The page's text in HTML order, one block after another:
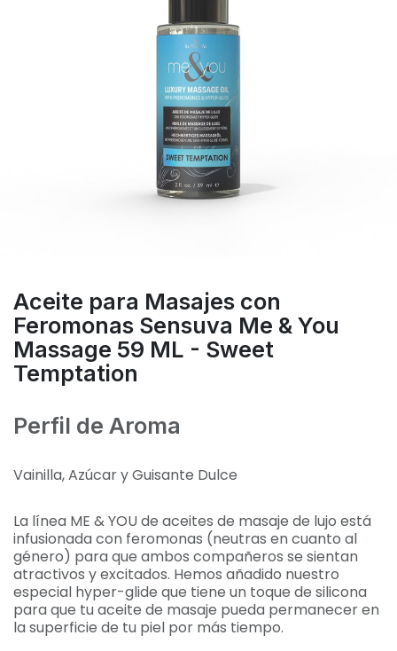
Aceite para Masajes con
Feromonas Sensuva Me & You
Massage 59 ML - Sweet
Temptation
Perfil de Aroma
Vainilla, Azúcar y Guisante Dulce
La línea ME & YOU de aceites de masaje de lujo está
infusionada con feromonas (neutras en cuanto al
género) para que ambos compañeros se sientan
atractivos y excitados. Hemos añadido nuestro
especial hyper-glide que tiene un toque de silicona
para que tu aceite de masaje pueda permanecer en
la superficie de tu piel por más tiempo.